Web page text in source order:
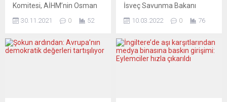
Komitesi, AİHM’nin Osman
getirmediği için Türkiye’ye
başlatılmasını görüşmek
üzere toplanıyor. Türkiye’ye
30.11.2021 0 52
İsveç Savunma Bakanı
bakanı olduğu sürece
katılmayacağını söyledi.
Ülkesinin devlet televizyonu
10.03.2022 0 76